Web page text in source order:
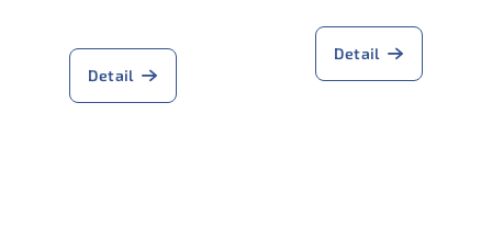
hodnocení
produktu
Detail
Detail